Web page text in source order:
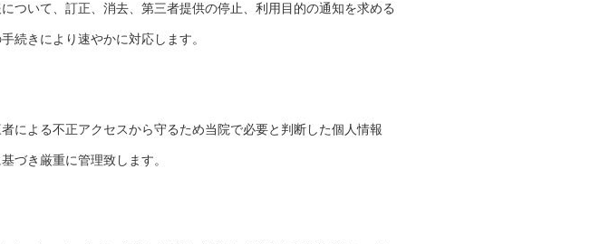
ついて、訂正、消去、第三者提供の停止、利用目的の通知を求める
続きにより速やかに対応します。
による不正アクセスから守るため当院で必要と判断した個人情報
づき厳重に管理致します。